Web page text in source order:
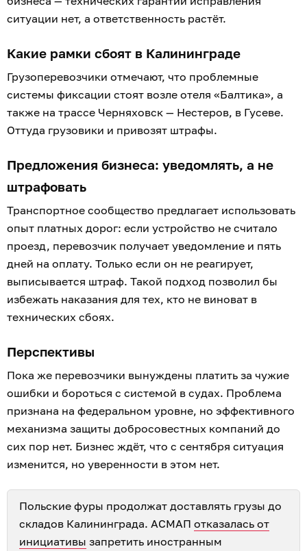
ситуации нет, а ответственность растёт.
Какие рамки сбоят в Калининграде
Грузоперевозчики отмечают, что проблемные
системы фиксации стоят возле отеля «Балтика», а
также на трассе Черняховск — Нестеров, в Гусеве.
Оттуда грузовики и привозят штрафы.
Предложения бизнеса: уведомлять, а не
штрафовать
Транспортное сообщество предлагает использовать
опыт платных дорог: если устройство не считало
проезд, перевозчик получает уведомление и пять
дней на оплату. Только если он не реагирует,
выписывается штраф. Такой подход позволил бы
избежать наказания для тех, кто не виноват в
технических сбоях.
Перспективы
Пока же перевозчики вынуждены платить за чужие
ошибки и бороться с системой в судах. Проблема
признана на федеральном уровне, но эффективного
механизма защиты добросовестных компаний до
сих пор нет. Бизнес ждёт, что с сентября ситуация
изменится, но уверенности в этом нет.
Польские фуры продолжат доставлять грузы до
складов Калининграда. АСМАП отказалась от
инициативы запретить иностранным